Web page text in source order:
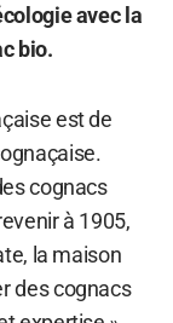
avec la
bio.
est de
cognacs
à 1905,
la maison
des cognacs